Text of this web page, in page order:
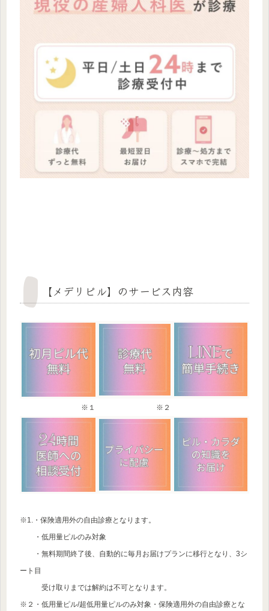
【メデリピル】のサービス内容
※１ ※２
※1.・保険適用外の自由診療となります。
・低用量ピルのみ対象
・無料期間終了後、自動的に毎月お届けプランに移行となり、3シ
ート目
受け取りまでは解約は不可となります。
※２・低用量ピル/超低用量ピルのみ対象・保険適用外の自由診療とな